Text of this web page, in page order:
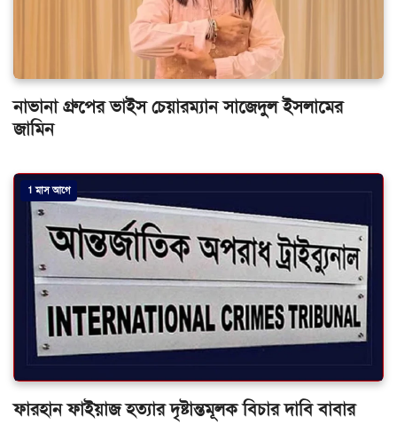
নাভানা গ্রুপের ভাইস চেয়ারম্যান সাজেদুল ইসলামের
জামিন
1 মাস আগে
ফারহান ফাইয়াজ হত্যার দৃষ্টান্তমূলক বিচার দাবি বাবার